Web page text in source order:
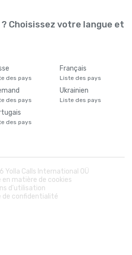
Choisissez votre langue et
des pays
Français
Liste des pays
des pays
Ukrainien
Liste des pays
des pays
Yolla Calls International OÜ
en matière de cookies
d'utilisation
de confidentialité